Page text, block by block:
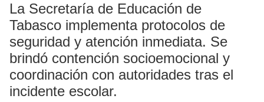
La Secretaría de Educación de
Tabasco implementa protocolos de
seguridad y atención inmediata. Se
brindó contención socioemocional y
coordinación con autoridades tras el
incidente escolar.